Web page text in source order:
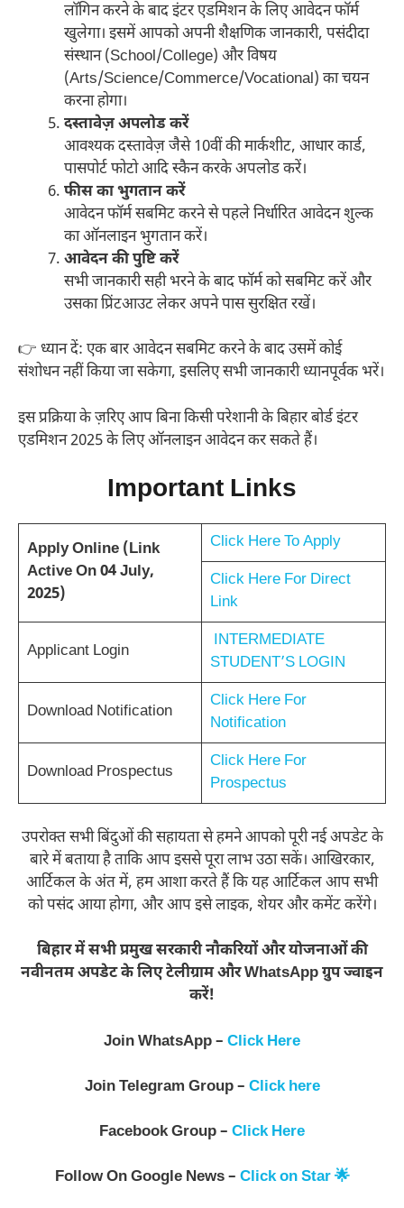
लॉगिन करने के बाद इंटर एडमिशन के लिए आवेदन फॉर्म
खुलेगा। इसमें आपको अपनी शैक्षणिक जानकारी, पसंदीदा
संस्थान (School/College) और विषय
(Arts/Science/Commerce/Vocational) का चयन
करना होगा।
दस्तावेज़ अपलोड करें
आवश्यक दस्तावेज़ जैसे 10वीं की मार्कशीट, आधार कार्ड,
पासपोर्ट फोटो आदि स्कैन करके अपलोड करें।
फीस का भुगतान करें
आवेदन फॉर्म सबमिट करने से पहले निर्धारित आवेदन शुल्क
का ऑनलाइन भुगतान करें।
आवेदन की पुष्टि करें
सभी जानकारी सही भरने के बाद फॉर्म को सबमिट करें और
उसका प्रिंटआउट लेकर अपने पास सुरक्षित रखें।
👉 ध्यान दें: एक बार आवेदन सबमिट करने के बाद उसमें कोई
संशोधन नहीं किया जा सकेगा, इसलिए सभी जानकारी ध्यानपूर्वक भरें।
इस प्रक्रिया के ज़रिए आप बिना किसी परेशानी के बिहार बोर्ड इंटर
एडमिशन 2025 के लिए ऑनलाइन आवेदन कर सकते हैं।
Important Links
Apply Online (Link
Active On 04 July,
2025)
Click Here To Apply
Click Here For Direct
Link
Applicant Login
INTERMEDIATE
STUDENT’S LOGIN
Download Notification
Click Here For
Notification
Download Prospectus
Click Here For
Prospectus
उपरोक्त सभी बिंदुओं की सहायता से हमने आपको पूरी नई अपडेट के
बारे में बताया है ताकि आप इससे पूरा लाभ उठा सकें। आखिरकार,
आर्टिकल के अंत में, हम आशा करते हैं कि यह आर्टिकल आप सभी
को पसंद आया होगा, और आप इसे लाइक, शेयर और कमेंट करेंगे।
बिहार में सभी प्रमुख सरकारी नौकरियों और योजनाओं की
नवीनतम अपडेट के लिए टेलीग्राम और WhatsApp ग्रुप ज्वाइन
करें!
Join WhatsApp – Click Here
Join Telegram Group – Click here
Facebook Group – Click Here
Follow On Google News – Click on Star 🌟